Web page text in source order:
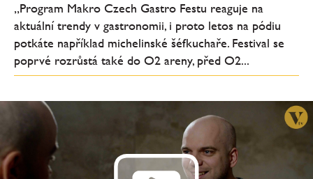
„Program Makro Czech Gastro Festu reaguje na
aktuální trendy v gastronomii, i proto letos na pódiu
potkáte například michelinské šéfkuchaře. Festival se
poprvé rozrůstá také do O2 areny, před O2...